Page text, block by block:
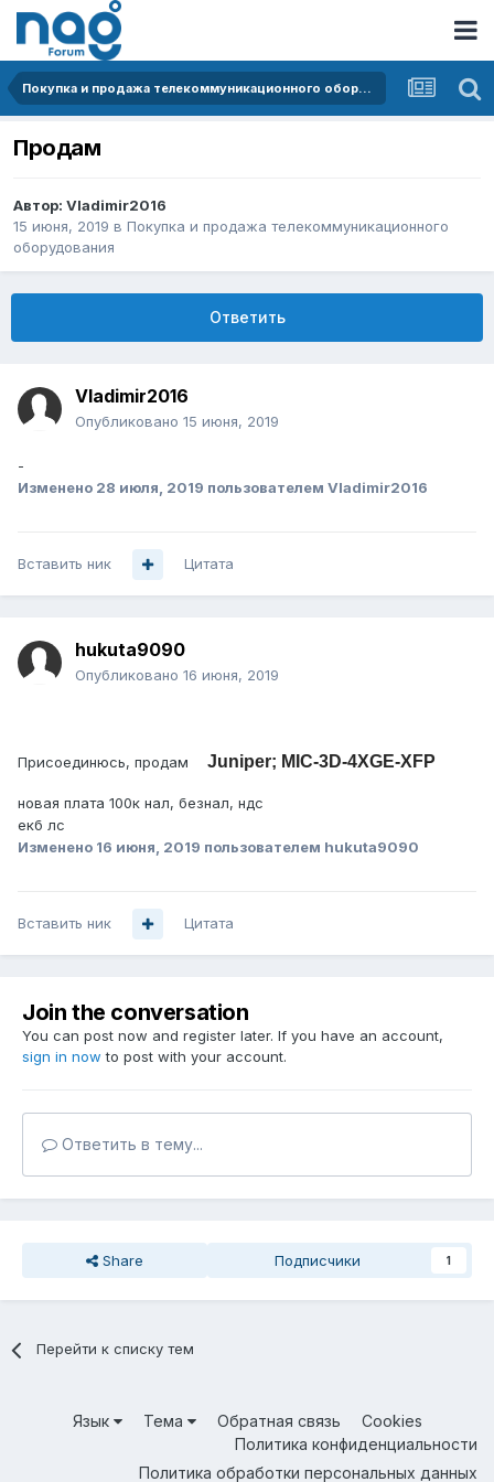
Покупка и продажа телекоммуникационного оборудования
Продам
Автор: Vladimir2016
15 июня, 2019 в Покупка и продажа телекоммуникационного
оборудования
Ответить
Vladimir2016
Опубликовано 15 июня, 2019
-
Изменено 28 июля, 2019 пользователем Vladimir2016
Вставить ник Цитата
hukuta9090
Опубликовано 16 июня, 2019
Присоединюсь, продам Juniper; MIC-3D-4XGE-XFP
новая плата 100к нал, безнал, ндс
екб лс
Изменено 16 июня, 2019 пользователем hukuta9090
Вставить ник Цитата
Join the conversation
You can post now and register later. If you have an account,
sign in now to post with your account.
Ответить в тему...
Share Подписчики 1
Перейти к списку тем
Язык Тема Обратная связь
Cookies
Политика конфиденциальности
Политика обработки персональных данных